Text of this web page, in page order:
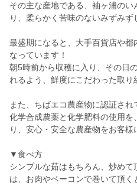
その主な産地である、袖ヶ浦の
り、柔らかく苦味のないみずみず
最盛期になると、大手百貨店や
なっています！
朝5時前から収穫に入り、その日
れるよう、鮮度にこだわった取り
また、ちばエコ農産物に認証され
化学合成農薬と化学肥料の使用
り、安心・安全な農産物をお客様
▼食べ方
シンプルな茹はもちろん、炒め
は、お肉やベーコンで巻いて頂く